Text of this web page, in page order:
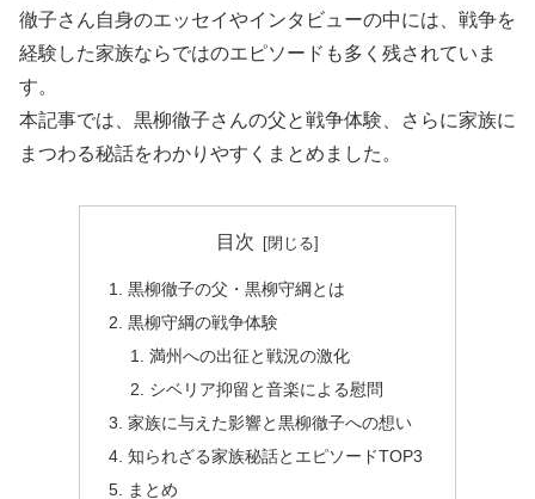
徹子さん自身のエッセイやインタビューの中には、戦争を
経験した家族ならではのエピソードも多く残されていま
す。
本記事では、黒柳徹子さんの父と戦争体験、さらに家族に
まつわる秘話をわかりやすくまとめました。
目次
黒柳徹子の父・黒柳守綱とは
黒柳守綱の戦争体験
満州への出征と戦況の激化
シベリア抑留と音楽による慰問
家族に与えた影響と黒柳徹子への想い
知られざる家族秘話とエピソードTOP3
まとめ